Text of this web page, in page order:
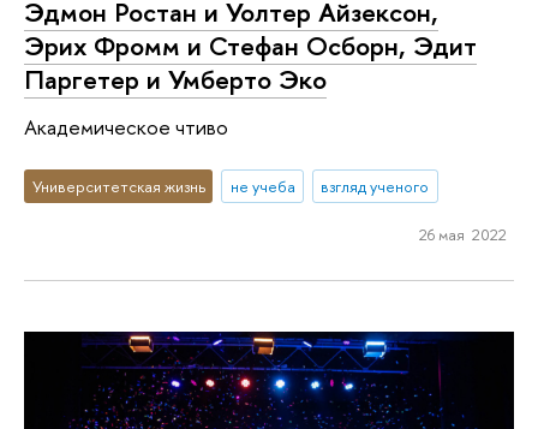
Эдмон Ростан и Уолтер Айзексон,
Эрих Фромм и Стефан Осборн, Эдит
Паргетер и Умберто Эко
Академическое чтиво
Университетская жизнь не учеба взгляд ученого
26 мая 2022